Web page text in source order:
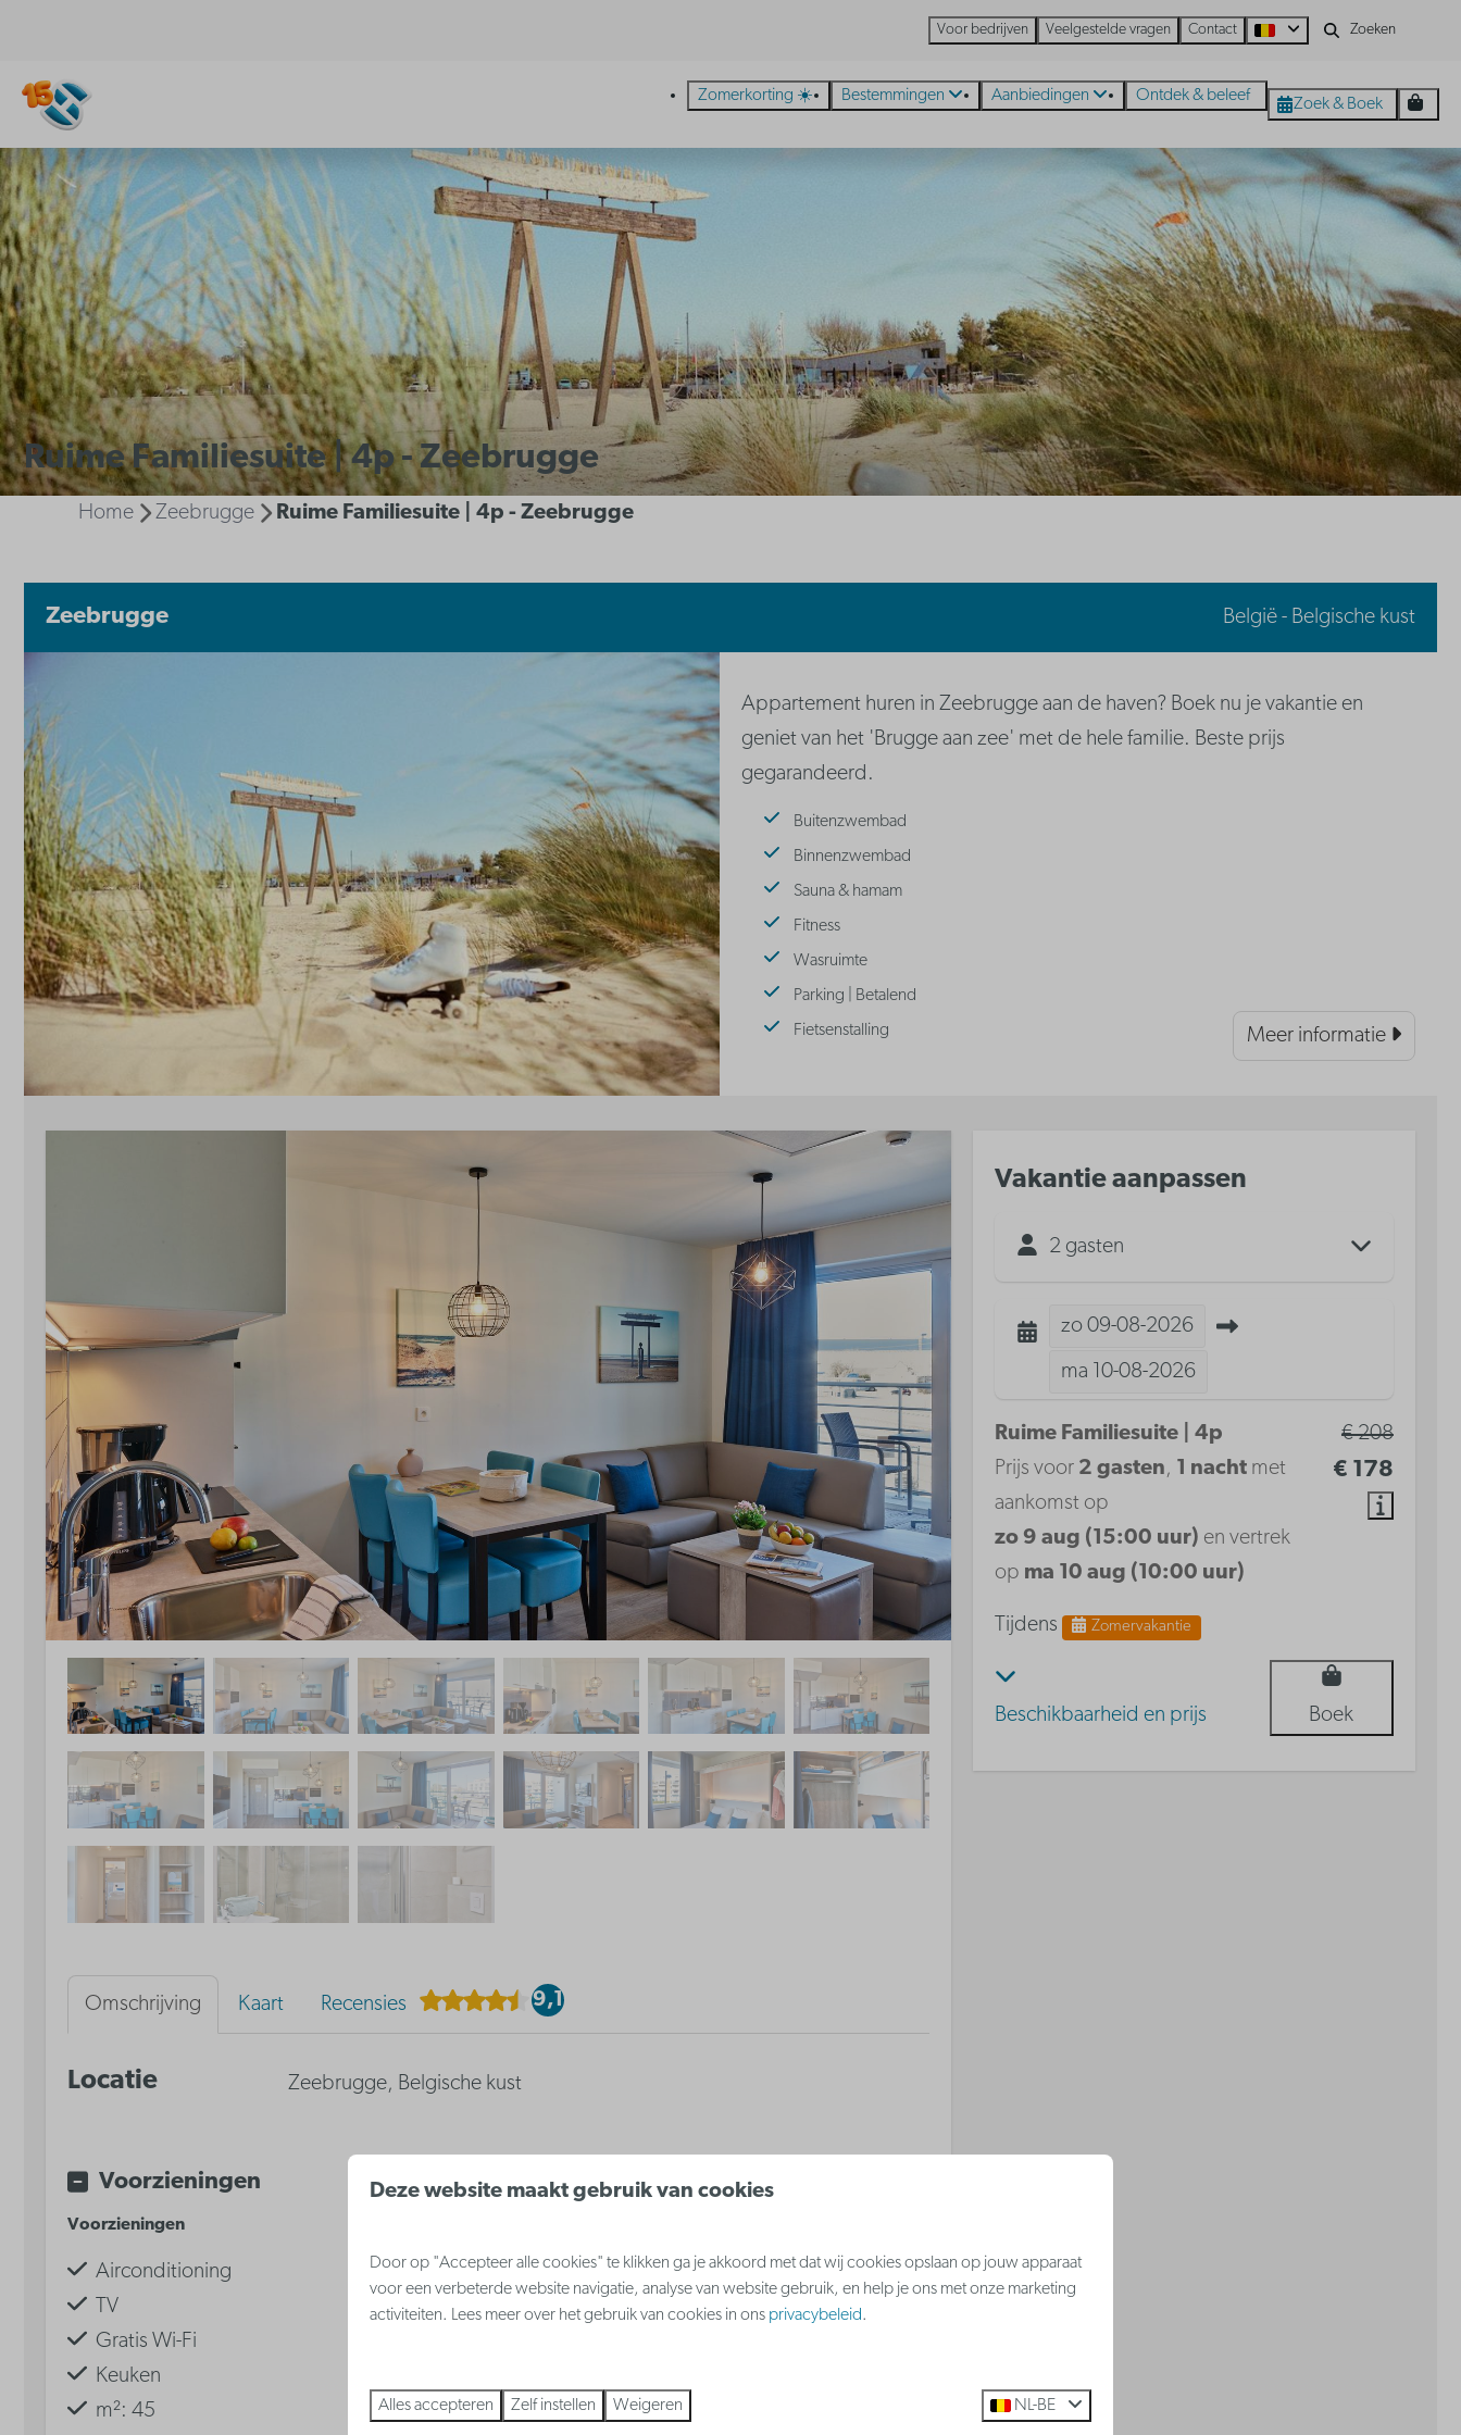
Voor bedrijven Veelgestelde vragen Contact
Zomerkorting ☀️ Bestemmingen Aanbiedingen Ontdek & beleef Zoek & Boek
Ruime Familiesuite | 4p - Zeebrugge
Home Zeebrugge Ruime Familiesuite | 4p - Zeebrugge
Zeebrugge België - Belgische kust
Appartement huren in Zeebrugge aan de haven? Boek nu je vakantie en
geniet van het 'Brugge aan zee' met de hele familie. Beste prijs
gegarandeerd.
Buitenzwembad
Binnenzwembad
Sauna & hamam
Fitness
Wasruimte
Parking | Betalend
Fietsenstalling
Meer informatie
Omschrijving Kaart Recensies 9,1
Locatie Zeebrugge, Belgische kust
Voorzieningen
Voorzieningen
Airconditioning
TV
Gratis Wi-Fi
Keuken
m²: 45
Dubbel bed
2-persoons stapelbed
Slaapkamer met dubbel bed
Slaapkamer met 2-persoons
Vakantie aanpassen
2 gasten
zo 09-08-2026
ma 10-08-2026
€ 208
€ 178
Ruime Familiesuite | 4p
Prijs voor 2 gasten, 1 nacht met
aankomst op
zo 9 aug (15:00 uur) en vertrek
op ma 10 aug (10:00 uur)
Tijdens Zomervakantie
Beschikbaarheid en prijs Boek
Deze website maakt gebruik van cookies
Door op "Accepteer alle cookies" te klikken ga je akkoord met dat wij cookies opslaan op jouw apparaat
voor een verbeterde website navigatie, analyse van website gebruik, en help je ons met onze marketing
activiteiten. Lees meer over het gebruik van cookies in ons privacybeleid.
Alles accepteren Zelf instellen Weigeren NL-BE